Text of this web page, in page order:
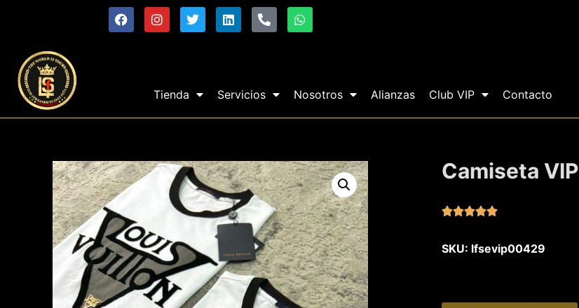
Tienda Servicios Nosotros Alianzas Club VIP Contacto
Camiseta VIP

SKU: lfsevip00429